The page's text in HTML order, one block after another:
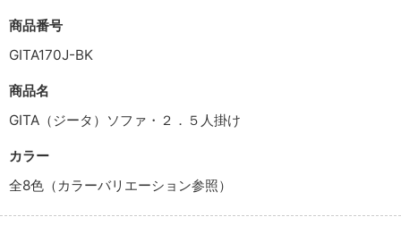
商品番号
GITA170J-BK
商品名
GITA（ジータ）ソファ・２．５人掛け
カラー
全8色（カラーバリエーション参照）